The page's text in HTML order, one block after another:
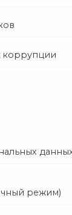
коррупции
режим)